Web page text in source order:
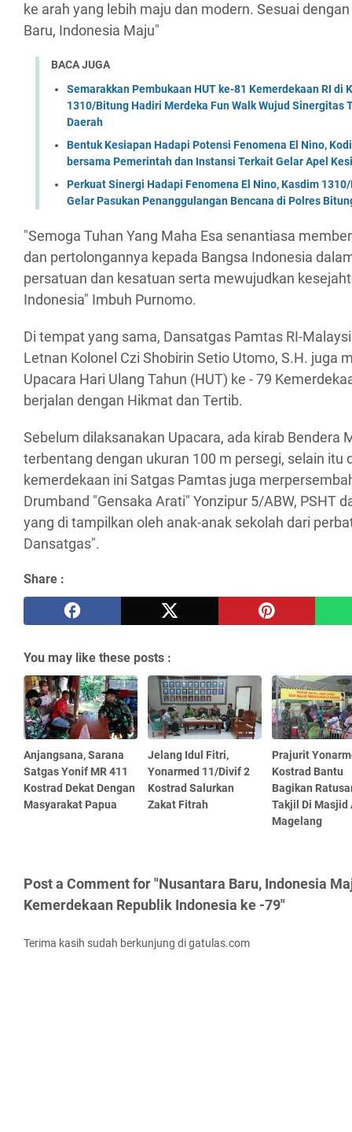
ke arah yang lebih maju dan modern. Sesuai
Baru, Indonesia Maju"
BACA JUGA
Semarakkan Pembukaan HUT ke-81 Kemerdekaan RI di
1310/Bitung Hadiri Merdeka Fun Walk Wujud Sinergitas
Daerah
Bentuk Kesiapan Hadapi Potensi Fenomena El Nino,
bersama Pemerintah dan Instansi Terkait Gelar Apel
Perkuat Sinergi Hadapi Fenomena El Nino, Kasdim
Gelar Pasukan Penanggulangan Bencana di Polres
"Semoga Tuhan Yang Maha Esa senantiasa
dan pertolongannya kepada Bangsa Indonesia
persatuan dan kesatuan serta mewujudkan
Indonesia" Imbuh Purnomo.
Di tempat yang sama, Dansatgas Pamtas RI-
Letnan Kolonel Czi Shobirin Setio Utomo, S.H. juga
Upacara Hari Ulang Tahun (HUT) ke - 79
berjalan dengan Hikmat dan Tertib.
Sebelum dilaksanakan Upacara, ada kirab Bendera
terbentang dengan ukuran 100 m persegi, selain itu
kemerdekaan ini Satgas Pamtas juga
Drumband "Gensaka Arati" Yonzipur 5/ABW, PSHT
yang di tampilkan oleh anak-anak sekolah dari
Dansatgas".
Share :
You may like these posts :
Anjangsana, Sarana
Satgas Yonif MR 411
Kostrad Dekat Dengan
Masyarakat Papua
Jelang Idul Fitri,
Yonarmed 11/Divif 2
Kostrad Salurkan
Zakat Fitrah
Prajurit
Kostrad Bantu
Bagikan
Takjil Di Masjid
Magelang
Post a Comment for "Nusantara Baru, Indonesia
Kemerdekaan Republik Indonesia ke -79"
Terima kasih sudah berkunjung di gatulas.com